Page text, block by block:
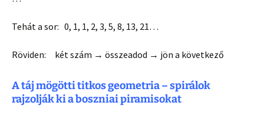
Tehát a sor: 0, 1, 1, 2, 3, 5, 8, 13, 21…
Röviden: két szám → összeadod → jön a következő
A táj mögötti titkos geometria – spirálok
rajzolják ki a boszniai piramisokat